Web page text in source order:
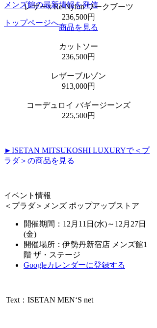
レザーx Re-Nylon ワークブーツ
236,500円
商品を見る
カットソー
236,500円
レザーブルゾン
913,000円
コーデュロイ バギージーンズ
225,500円
►ISETAN MITSUKOSHI LUXURYで＜プ
ラダ＞の商品を見る
イベント情報
＜プラダ＞メンズ ポップアップストア
開催期間：12月11日(水)～12月27日
(金)
開催場所：伊勢丹新宿店 メンズ館1
階 ザ・ステージ
Googleカレンダーに登録する
Text：ISETAN MEN‘S net
メンズ館の最新情報を発信
トップページへ